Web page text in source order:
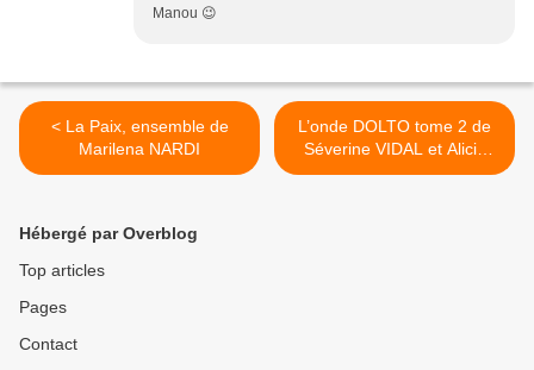
Manou 😉
< La Paix, ensemble de
Marilena NARDI
L’onde DOLTO tome 2 de
Séverine VIDAL et Alicia
JARABA avec la
Hébergé par Overblog
Top articles
Pages
Contact